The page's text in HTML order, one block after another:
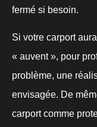
fermé si besoin.
Si votre carport
« auvent », pour
problème, une
envisagée. De
carport comme